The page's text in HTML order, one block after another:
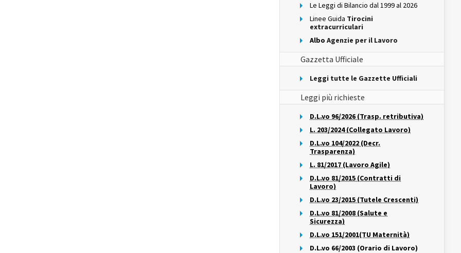
Le Leggi di Bilancio dal 1999 al 2026
Linee Guida Tirocini
extracurriculari
Albo Agenzie per il Lavoro
Gazzetta Ufficiale
Leggi tutte le Gazzette Ufficiali
Leggi più richieste
D.L.vo 96/2026 (Trasp. retributiva)
L. 203/2024 (Collegato Lavoro)
D.L.vo 104/2022 (Decr.
Trasparenza)
L. 81/2017 (Lavoro Agile)
D.L.vo 81/2015 (Contratti di
Lavoro)
D.L.vo 23/2015 (Tutele Crescenti)
D.L.vo 81/2008 (Salute e
Sicurezza)
D.L.vo 151/2001(TU Maternità)
D.L.vo 66/2003 (Orario di Lavoro)